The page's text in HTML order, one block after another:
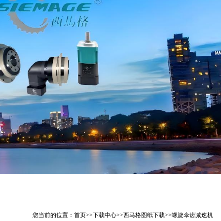
您当前的位置： 首页>>下载中心>>西马格图纸下载>>螺旋伞齿减速机